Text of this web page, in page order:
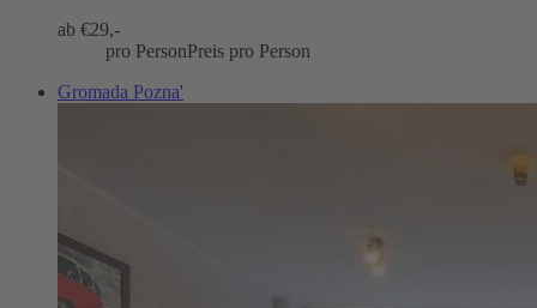
ab €29,-
pro PersonPreis pro Person
Gromada Pozna'